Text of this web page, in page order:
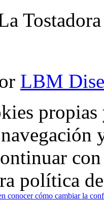
Tostadora
LBM
propias
política
conocer cómo cambiar la